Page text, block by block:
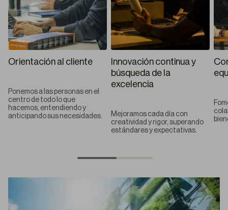
Orientación al cliente
Ponemos a las personas en el
centro de todo lo que
hacemos, entendiendo y
anticipando sus necesidades.
Innovación continua y
búsqueda de la
excelencia
Mejoramos cada día con
creatividad y rigor, superando
estándares y expectativas.